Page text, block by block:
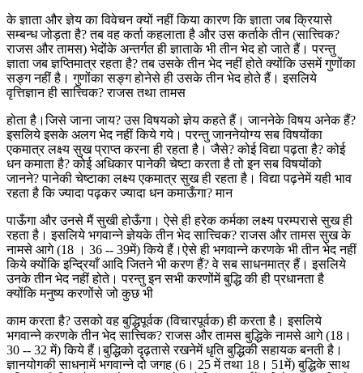
के ज्ञाता और ज्ञेय का विवेचन क्यों नहीं किया कारण कि ज्ञाता जब क्रियासे
सम्बन्ध जोड़ता है? तब वह कर्ता कहलाता है और उस कर्ताके तीन (सात्त्विक?
राजस और तामस) भेदोंके अन्तर्गत ही ज्ञाताके भी तीन भेद हो जाते हैं। परन्तु
ज्ञाता जब ज्ञप्तिमात्र रहता है? तब उसके तीन भेद नहीं होते क्योंकि उसमें गुणोंका
सङ्ग नहीं है। गुणोंका सङ्ग होनेसे ही उसके तीन भेद होते हैं। इसलिये
वृत्तिज्ञान ही सात्त्विक? राजस तथा तामस
होता है।जिसे जाना जाय? उस विषयको ज्ञेय कहते हैं। जाननेके विषय अनेक हैं?
इसलिये इसके अलग भेद नहीं किये गये। परन्तु जाननेयोग्य सब विषयोंका
एकमात्र लक्ष्य सुख प्राप्त करना ही रहता है। जैसे? कोई विद्या पढ़ता है? कोई
धन कमाता है? कोई अधिकार पानेकी चेष्टा करता है तो इन सब विषयोंको
जानने? पानेकी चेष्टाका लक्ष्य एकमात्र सुख ही रहता है। विद्या पढ़नेमें यही भाव
रहता है कि ज्यादा पढ़कर ज्यादा धन कमाऊँगा? मान
पाऊँगा और उनसे मैं सुखी होऊँगा। ऐसे ही हरेक कर्मका लक्ष्य परम्परासे सुख ही
रहता है। इसलिये भगवान्ने ज्ञेयके तीन भेद सात्त्विक? राजस और तामस सुख के
नामसे आगे (18 । 36 -- 39में) किये हैं।ऐसे ही भगवान्ने करणके भी तीन भेद नहीं
किये क्योंकि इन्द्रियाँ आदि जितने भी करण हैं? वे सब साधनमात्र हैं। इसलिये
उनके तीन भेद नहीं होते। परन्तु इन सभी करणोंमें बुद्धि की ही प्रधानता है
क्योंकि मनुष्य करणोंसे जो कुछ भी
काम करता है? उसको वह बुद्धिपूर्वक (विचारपूर्वक) ही करता है। इसलिये
भगवान्ने करणके तीन भेद सात्त्विक? राजस और तामस बुद्धिके नामसे आगे (18।
30 -- 32 में) किये हैं।बुद्धिको दृढ़तासे रखनेमें धृति बुद्धिकी सहायक बनती है।
ज्ञानयोगकी साधनामें भगवान्ने दो जगह (6। 25 में तथा 18। 51में) बुद्धिके साथ